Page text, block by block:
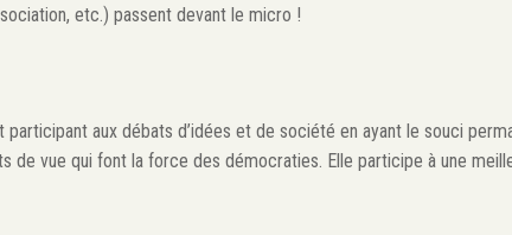
etc.) passent devant le micro !
aux débats d’idées et de société en ayant le souci
de vue qui font la force des démocraties. Elle participe à une